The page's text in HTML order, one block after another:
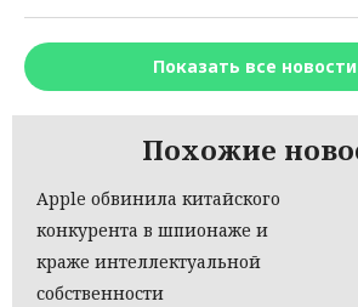
Показать все новости
Похожие
Apple обвинила китайского
конкурента в шпионаже и
краже интеллектуальной
собственности